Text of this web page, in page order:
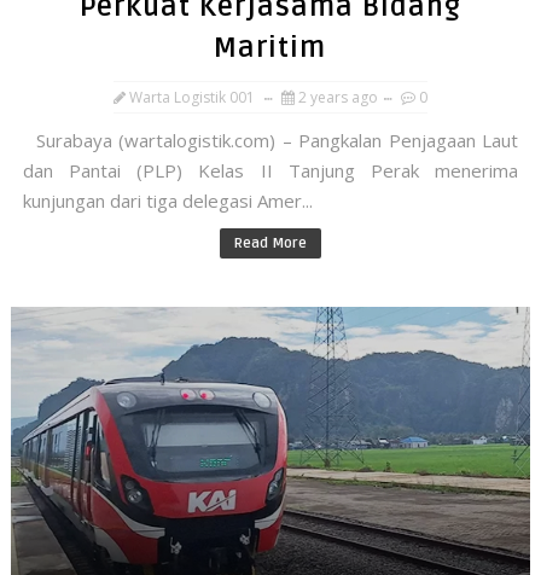
Perkuat Kerjasama Bidang
Maritim
Warta Logistik 001 2 years ago 0
Surabaya (wartalogistik.com) – Pangkalan Penjagaan Laut
dan Pantai (PLP) Kelas II Tanjung Perak menerima
kunjungan dari tiga delegasi Amer...
Read More